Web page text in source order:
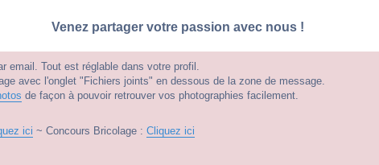
Venez partager votre passion avec nous !
email. Tout est réglable dans votre profil.
avec l'onglet "Fichiers joints" en dessous de la zone de message.
de façon à pouvoir retrouver vos photographies facilement.
ici ~ Concours Bricolage : Cliquez ici